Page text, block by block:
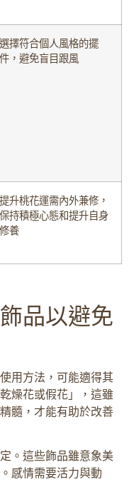
選擇符合個人風格的擺
件，避免盲目跟風
提升桃花運需內外兼修，
保持積極心態和提升自身
修養
品以避免
用方法，可能適得其
燥花或假花」，這雖
髓，才能有助於改善
。這些飾品雖意象美
感情需要活力與動